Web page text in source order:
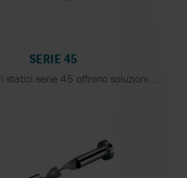
SERIE 45
statici serie 45 offrono soluzioni...